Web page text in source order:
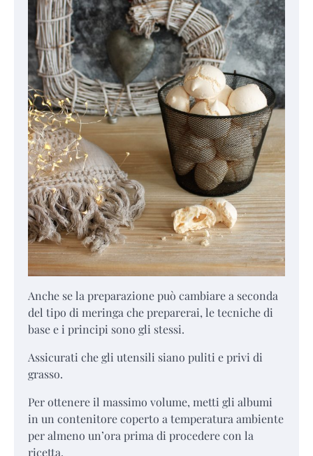
Anche se la preparazione può cambiare a seconda
del tipo di meringa che preparerai, le tecniche di
base e i principi sono gli stessi.
Assicurati che gli utensili siano puliti e privi di
grasso.
Per ottenere il massimo volume, metti gli albumi
in un contenitore coperto a temperatura ambiente
per almeno un’ora prima di procedere con la
ricetta.